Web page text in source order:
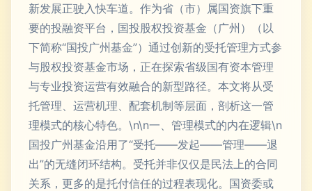
新发展正驶入快车道。作为省（市）属国资旗下重
要的投融资平台，国投股权投资基金（广州）（以
下简称“国投广州基金”）通过创新的受托管理方式参
与股权投资基金市场，正在探索省级国有资本管理
与专业投资运营有效融合的新型路径。本文将从受
托管理、运营机理、配套机制等层面，剖析这一管
理模式的核心特色。\n\n一、管理模式的内在逻辑\n
国投广州基金沿用了“受托——发起——管理——退
出”的无缝闭环结构。受托并非仅仅是民法上的合同
关系，更多的是托付信任的过程表现化。国资委或